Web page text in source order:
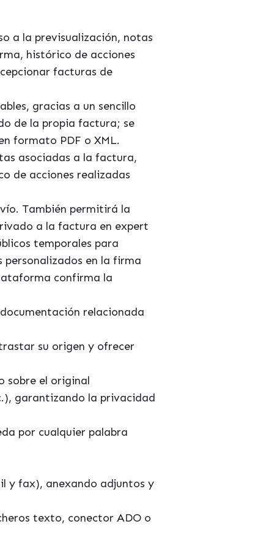
a la previsualización, notas
histórico de acciones
facturas de
gracias a un sencillo
de la propia factura; se
formato PDF o XML.
asociadas a la factura,
de acciones realizadas
También permitirá la
a la factura en expert
temporales para
personalizados en la firma
confirma la
relacionada
su origen y ofrecer
sobre el original
garantizando la privacidad
por cualquier palabra
y fax), anexando adjuntos y
texto, conector ADO o